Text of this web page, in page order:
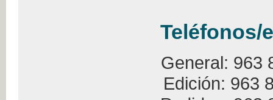
Teléfonos/
General: 963
Edición: 963